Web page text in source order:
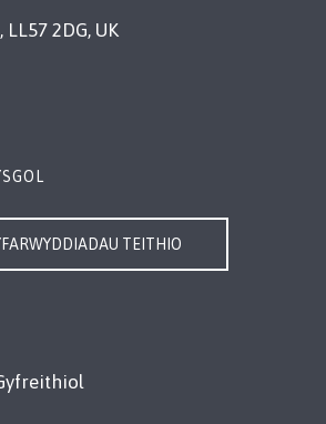
2DG, UK
TEITHIO